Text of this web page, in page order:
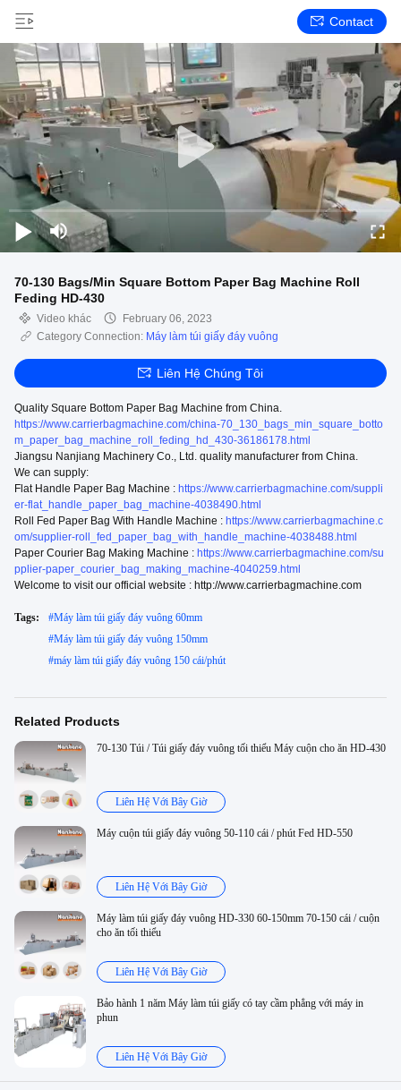
Contact
70-130 Bags/Min Square Bottom Paper Bag Machine Roll
Feding HD-430
Video khác
February 06, 2023
Category Connection: Máy làm túi giấy đáy vuông
Liên Hệ Chúng Tôi
Quality Square Bottom Paper Bag Machine from China.
https://www.carrierbagmachine.com/china-70_130_bags_min_square_botto
m_paper_bag_machine_roll_feding_hd_430-36186178.html
Jiangsu Nanjiang Machinery Co., Ltd. quality manufacturer from China.
We can supply:
Flat Handle Paper Bag Machine : https://www.carrierbagmachine.com/suppli
er-flat_handle_paper_bag_machine-4038490.html
Roll Fed Paper Bag With Handle Machine : https://www.carrierbagmachine.c
om/supplier-roll_fed_paper_bag_with_handle_machine-4038488.html
Paper Courier Bag Making Machine : https://www.carrierbagmachine.com/su
pplier-paper_courier_bag_making_machine-4040259.html
Welcome to visit our official website : http://www.carrierbagmachine.com
Tags: #Máy làm túi giấy đáy vuông 60mm
#Máy làm túi giấy đáy vuông 150mm
#máy làm túi giấy đáy vuông 150 cái/phút
Related Products
70-130 Túi / Túi giấy đáy vuông tối thiểu Máy cuộn cho ăn HD-430
Liên Hệ Với Bây Giờ
Máy cuộn túi giấy đáy vuông 50-110 cái / phút Fed HD-550
Liên Hệ Với Bây Giờ
Máy làm túi giấy đáy vuông HD-330 60-150mm 70-150 cái / cuộn
cho ăn tối thiểu
Liên Hệ Với Bây Giờ
Bảo hành 1 năm Máy làm túi giấy có tay cầm phẳng với máy in
phun
Liên Hệ Với Bây Giờ